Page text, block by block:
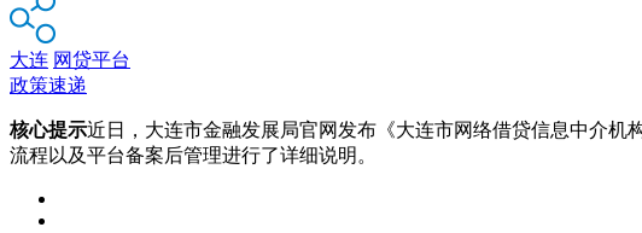
大连 网贷平台
政策速递
核心提示近日，大连市金融发展局官网发布《大连市网络借贷信息中介
流程以及平台备案后管理进行了详细说明。